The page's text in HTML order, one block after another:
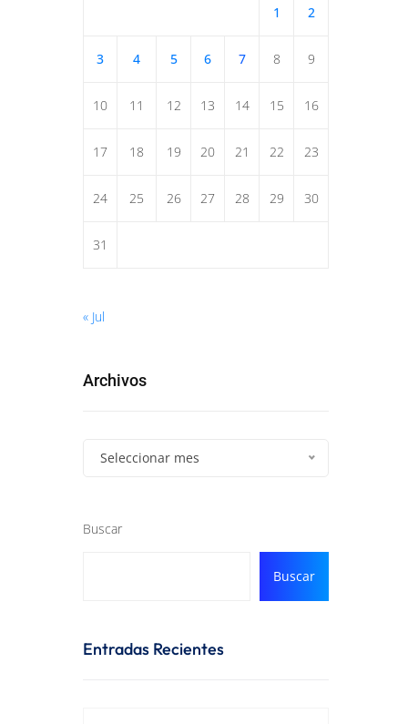
1 2
3 4 5 6 7 8 9
10 11 12 13 14 15 16
17 18 19 20 21 22 23
24 25 26 27 28 29 30
31
« Jul
Archivos
Seleccionar mes
Buscar
Buscar
Entradas Recientes